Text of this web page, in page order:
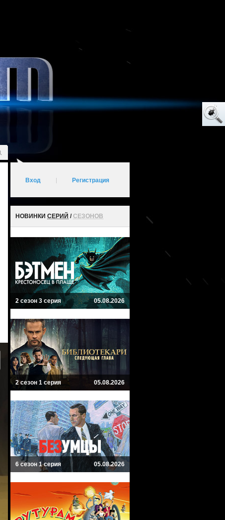
Вход Регистрация
НОВИНКИ СЕРИЙ /СЕЗОНОВ
2 сезон 3 серия 05.08.2026
2 сезон 1 серия 05.08.2026
6 сезон 1 серия 05.08.2026